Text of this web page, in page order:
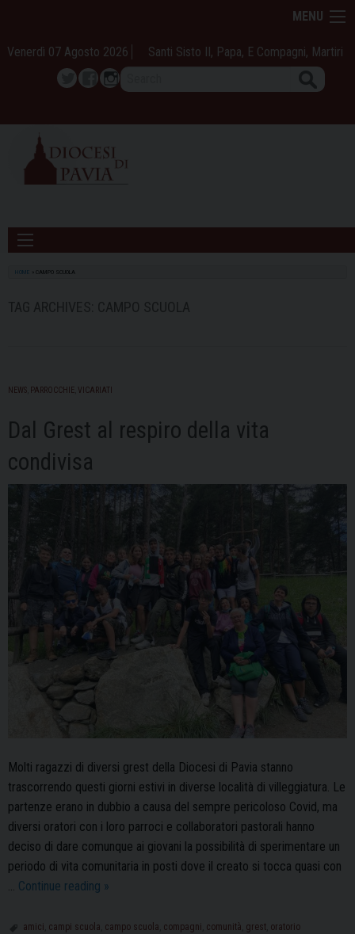
content
MENU
Venerdì 07 Agosto 2026 Santi Sisto II, Papa, E Compagni, Martiri
TwitterFacebook
Instagram
HOME CAMPO SCUOLA
NEWS PARROCCHIE VICARIATI
Dal Grest al respiro della vita
condivisa
Molti ragazzi di diversi grest della Diocesi di Pavia stanno
trascorrendo questi giorni estivi in diverse località di villeggiatura. Le
partenze erano in dubbio a causa del sempre pericoloso Covid, ma
diversi oratori con i loro parroci e collaboratori pastorali hanno
deciso di dare comunque ai giovani la possibilità di sperimentare un
periodo di vita comunitaria in posti dove il creato si tocca quasi con
… Continue reading Dal
al
»
amici campi scuola campo scuola compagni comunità grest oratorio